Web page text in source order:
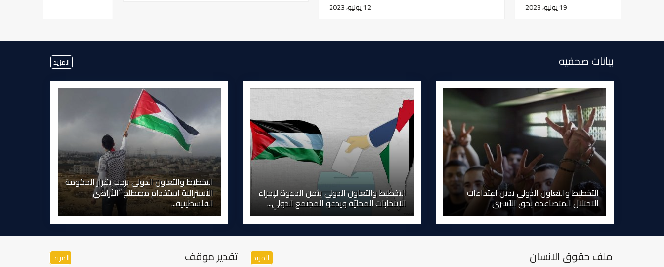
بيانات صحفيه المزيد
التخطيط والتعاون الدولي يدين اعتداءات
الاحتلال المتصاعدة بحق الأسرى
التخطيط والتعاون الدولي يثمن الدعوة لإجراء
الانتخابات المحليّة ويدعو المجتمع الدولي...
التخطيط والتعاون الدولي يرحب بقرار الحكومة
الأسترالية استخدام مصطلح “الأراضي
الفلسطينية...
ملف حقوق الانسان المزيد تقدير موقف المزيد